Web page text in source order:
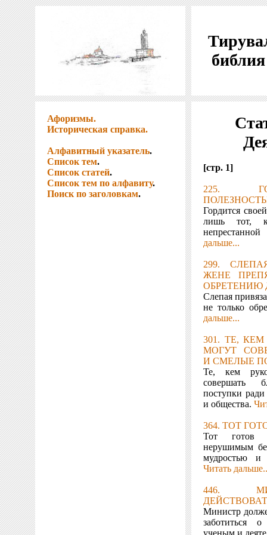
Афоризмы.
Историческая справка.
Алфавитный указатель.
Список тем.
Список статей.
Список тем по алфавиту.
Поиск по заголовкам.
[стр. 1]
225.
Гордится
лишь тот,
дальше...
299.
ЖЕНЕ
ОБРЕТЕНИЮ
Слепая
не только
дальше...
301. ТЕ,
МОГУТ
И СМЕЛЫЕ
Те, кем
совершать
поступки
и общества.
364. ТОТ
Тот готов
нерушимым
мудростью и
Читать
446.
Министр
заботиться
ученым и